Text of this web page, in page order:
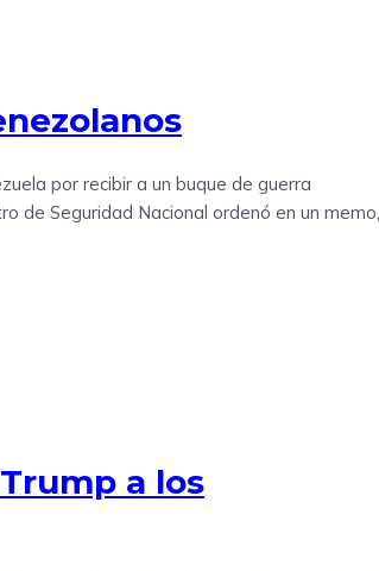
por recibir a un buque de guerra
de Seguridad Nacional ordenó en un memo,
a los